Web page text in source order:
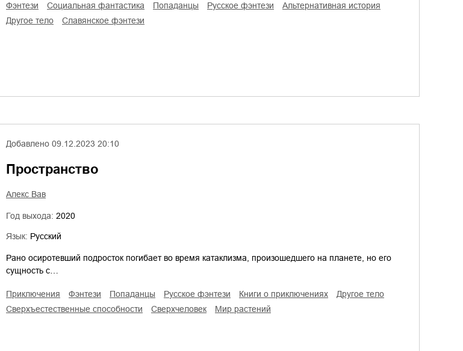
фэнтези социальная фантастика попаданцы русское фэнтези
альтернативная история
другое тело
славянское фэнтези
Добавлено 09.12.2023 20:10
Пространство
Алекс Вав
Год выхода: 2020
Язык: Русский
Рано осиротевший подросток погибает во время катаклизма, произошедшего на планете, но его
сущность с…
приключения фэнтези попаданцы русское фэнтези книги о приключениях
другое тело
сверхъестественные способности
сверхчеловек мир растений